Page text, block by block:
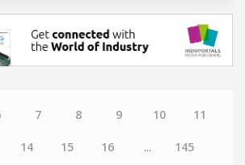
7 8 9 10 11
14 15 16 ... 145